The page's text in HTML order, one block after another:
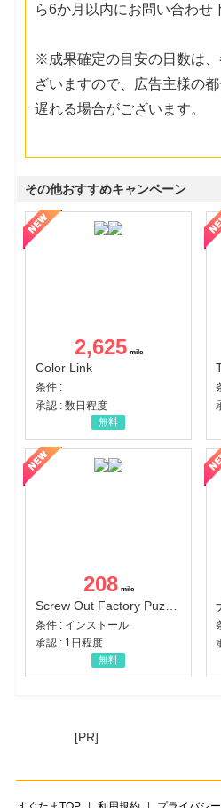
ら6か月以内にお問い合わせ
※成果確定の目安の日数は
ざいますので、広告主様の
遅れる場合がございます。
その他おすすめキャンペーン
2,625
Color Link
条件 :
承認 : 数日程度
無料
208
Screw Out Factory Puzzle 3D（経験値バーのマイルストーンを5にする（ユーザーレベル5に到達する））（Android）
条件 : インストール
承認 : 1日程度
無料
[PR]